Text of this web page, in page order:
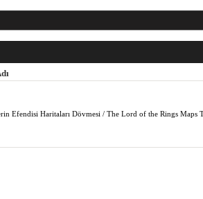
Efendisi Haritaları Dövmesi / The Lord of the Rings Maps